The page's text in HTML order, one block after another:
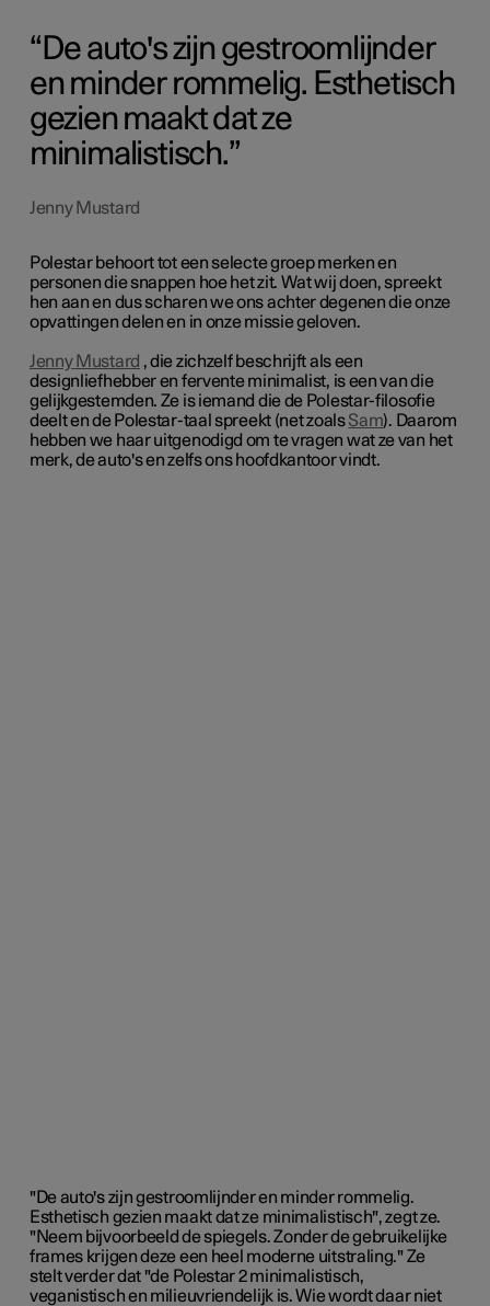
De auto's zijn gestroomlijnder
en minder rommelig. Esthetisch
gezien maakt dat ze
minimalistisch.
Jenny Mustard
Polestar behoort tot een selecte groep merken en
personen die snappen hoe het zit. Wat wij doen, spreekt
hen aan en dus scharen we ons achter degenen die onze
opvattingen delen en in onze missie geloven.
Jenny Mustard , die zichzelf beschrijft als een
designliefhebber en fervente minimalist, is een van die
gelijkgestemden. Ze is iemand die de Polestar-filosofie
deelt en de Polestar-taal spreekt (net zoalsSam). Daarom
hebben we haar uitgenodigd om te vragen wat ze van het
merk, de auto's en zelfs ons hoofdkantoor vindt.
"De auto's zijn gestroomlijnder en minder rommelig.
Esthetisch gezien maakt dat ze minimalistisch", zegt ze.
"Neem bijvoorbeeld de spiegels. Zonder de gebruikelijke
frames krijgen deze een heel moderne uitstraling." Ze
stelt verder dat "de Polestar 2 minimalistisch,
veganistisch en milieuvriendelijk is. Wie wordt daar niet